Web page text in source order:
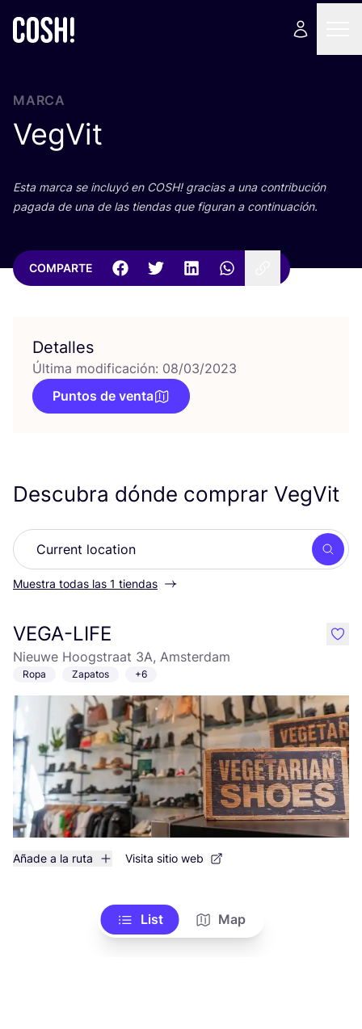
MARCA
VegVit
Esta mar­ca se inclu­yó en COSH! gra­cias a una con­tri­bu­ción
paga­da de una de las tien­das que figu­ran a continuación.
COMPARTE
Detalles
Última modificación: 08/03/2023
Puntos de venta
Descubra dónde comprar VegVit
Muestra todas las 1 tiendas
VEGA-LIFE
Nieuwe Hoogstraat 3A, Amsterdam
Ropa Zapatos +6
Añade a la ruta Visita sitio web
like
List Map